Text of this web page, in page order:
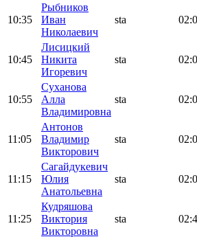
10:35
Рыбников
Иван
Николаевич
sta
10:45
Лисицкий
Никита
Игоревич
sta
10:55
Суханова
Алла
Владимировна
sta
11:05
Антонов
Владимир
Викторович
sta
11:15
Сагайдукевич
Юлия
Анатольевна
sta
11:25
Кудряшова
Виктория
Викторовна
sta